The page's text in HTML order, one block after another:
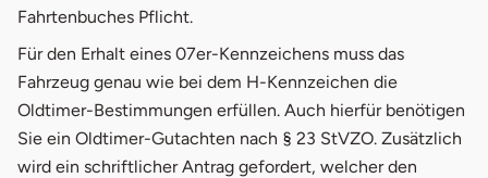
Fahrtenbuches Pflicht.
Für den Erhalt eines 07er-Kennzeichens muss das
Fahrzeug genau wie bei dem H-Kennzeichen die
Oldtimer-Bestimmungen erfüllen. Auch hierfür benötigen
Sie ein Oldtimer-Gutachten nach § 23 StVZO. Zusätzlich
wird ein schriftlicher Antrag gefordert, welcher den